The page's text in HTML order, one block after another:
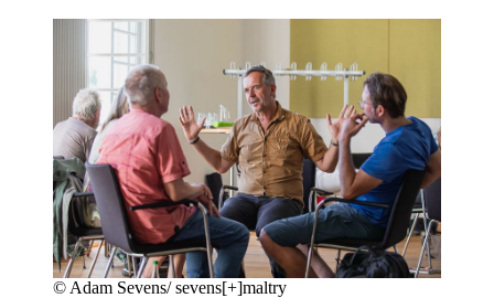
© Adam Sevens/ sevens[+]maltry